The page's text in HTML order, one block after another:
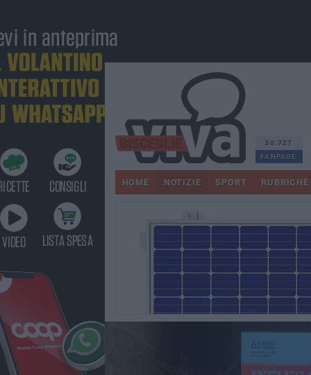
30.727
FANPAGE
HOME NOTIZIE SPORT RUBRICHE